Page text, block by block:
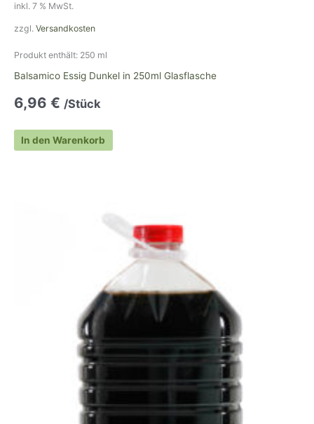
inkl. 7 % MwSt.
zzgl. Versandkosten
Produkt enthält: 250 ml
Balsamico Essig Dunkel in 250ml Glasflasche
6,96 € /Stück
In den Warenkorb